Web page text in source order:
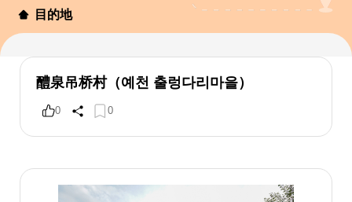
目的地
醴泉吊桥村（예천 출렁다리마을）
0 0